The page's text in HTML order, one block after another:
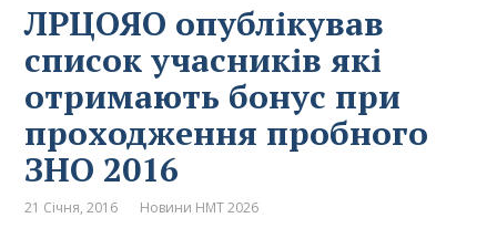
ЛРЦОЯО опублікував
список учасників які
отримають бонус при
проходження пробного
ЗНО 2016
21 Січня, 2016 Новини НМТ 2026